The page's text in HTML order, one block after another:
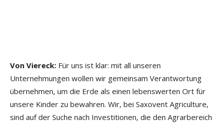
Von Viereck: Für uns ist klar: mit all unseren
Unternehmungen wollen wir gemeinsam Verantwortung
übernehmen, um die Erde als einen lebenswerten Ort für
unsere Kinder zu bewahren. Wir, bei Saxovent Agriculture,
sind auf der Suche nach Investitionen, die den Agrarbereich